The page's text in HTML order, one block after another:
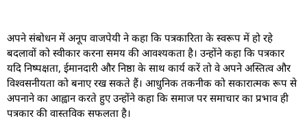
अपने संबोधन में अनूप वाजपेयी ने कहा कि पत्रकारिता के स्वरूप में हो रहे
बदलावों को स्वीकार करना समय की आवश्यकता है। उन्होंने कहा कि पत्रकार
यदि निष्पक्षता, ईमानदारी और निष्ठा के साथ कार्य करें तो वे अपने अस्तित्व और
विश्वसनीयता को बनाए रख सकते हैं। आधुनिक तकनीक को सकारात्मक रूप से
अपनाने का आह्वान करते हुए उन्होंने कहा कि समाज पर समाचार का प्रभाव ही
पत्रकार की वास्तविक सफलता है।